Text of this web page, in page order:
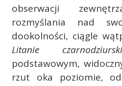
obserwacji
rozmyślania nad
dookolności, ciągle
Litanie
podstawowym,
rzut oka poziomie,